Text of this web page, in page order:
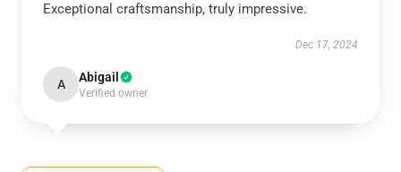
Exceptional craftsmanship, truly impressive.
Dec 17, 2024
A Abigail
Verified owner